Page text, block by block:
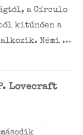
a Círculo
kitűnően a
Némi …
Lovecraft